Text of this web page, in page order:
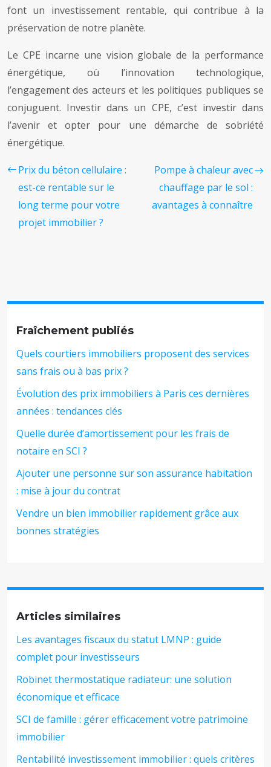
font un investissement rentable, qui contribue à la
préservation de notre planète.
Le CPE incarne une vision globale de la performance
énergétique, où l’innovation technologique,
l’engagement des acteurs et les politiques publiques se
conjuguent. Investir dans un CPE, c’est investir dans
l’avenir et opter pour une démarche de sobriété
énergétique.
Prix du béton cellulaire :
est-ce rentable sur le
long terme pour votre
projet immobilier ?
Pompe à chaleur avec
chauffage par le sol :
avantages à connaître
Fraîchement publiés
Quels courtiers immobiliers proposent des services
sans frais ou à bas prix ?
Évolution des prix immobiliers à Paris ces dernières
années : tendances clés
Quelle durée d’amortissement pour les frais de
notaire en SCI ?
Ajouter une personne sur son assurance habitation
: mise à jour du contrat
Vendre un bien immobilier rapidement grâce aux
bonnes stratégies
Articles similaires
Les avantages fiscaux du statut LMNP : guide
complet pour investisseurs
Robinet thermostatique radiateur: une solution
économique et efficace
SCI de famille : gérer efficacement votre patrimoine
immobilier
Rentabilité investissement immobilier : quels critères